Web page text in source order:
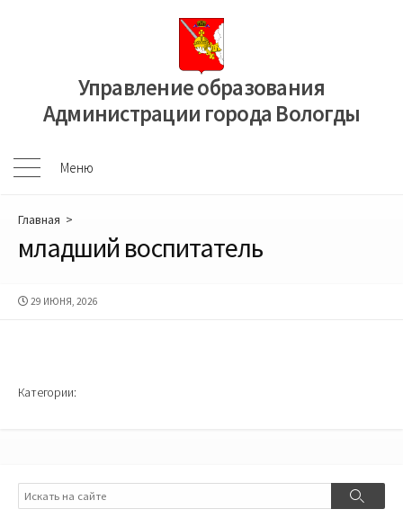
Управление образования
Администрации города Вологды
Меню
Меню
Главная >
младший воспитатель
ДАТА
29 ИЮНЯ, 2026
Категории:
Поиск
Поиск